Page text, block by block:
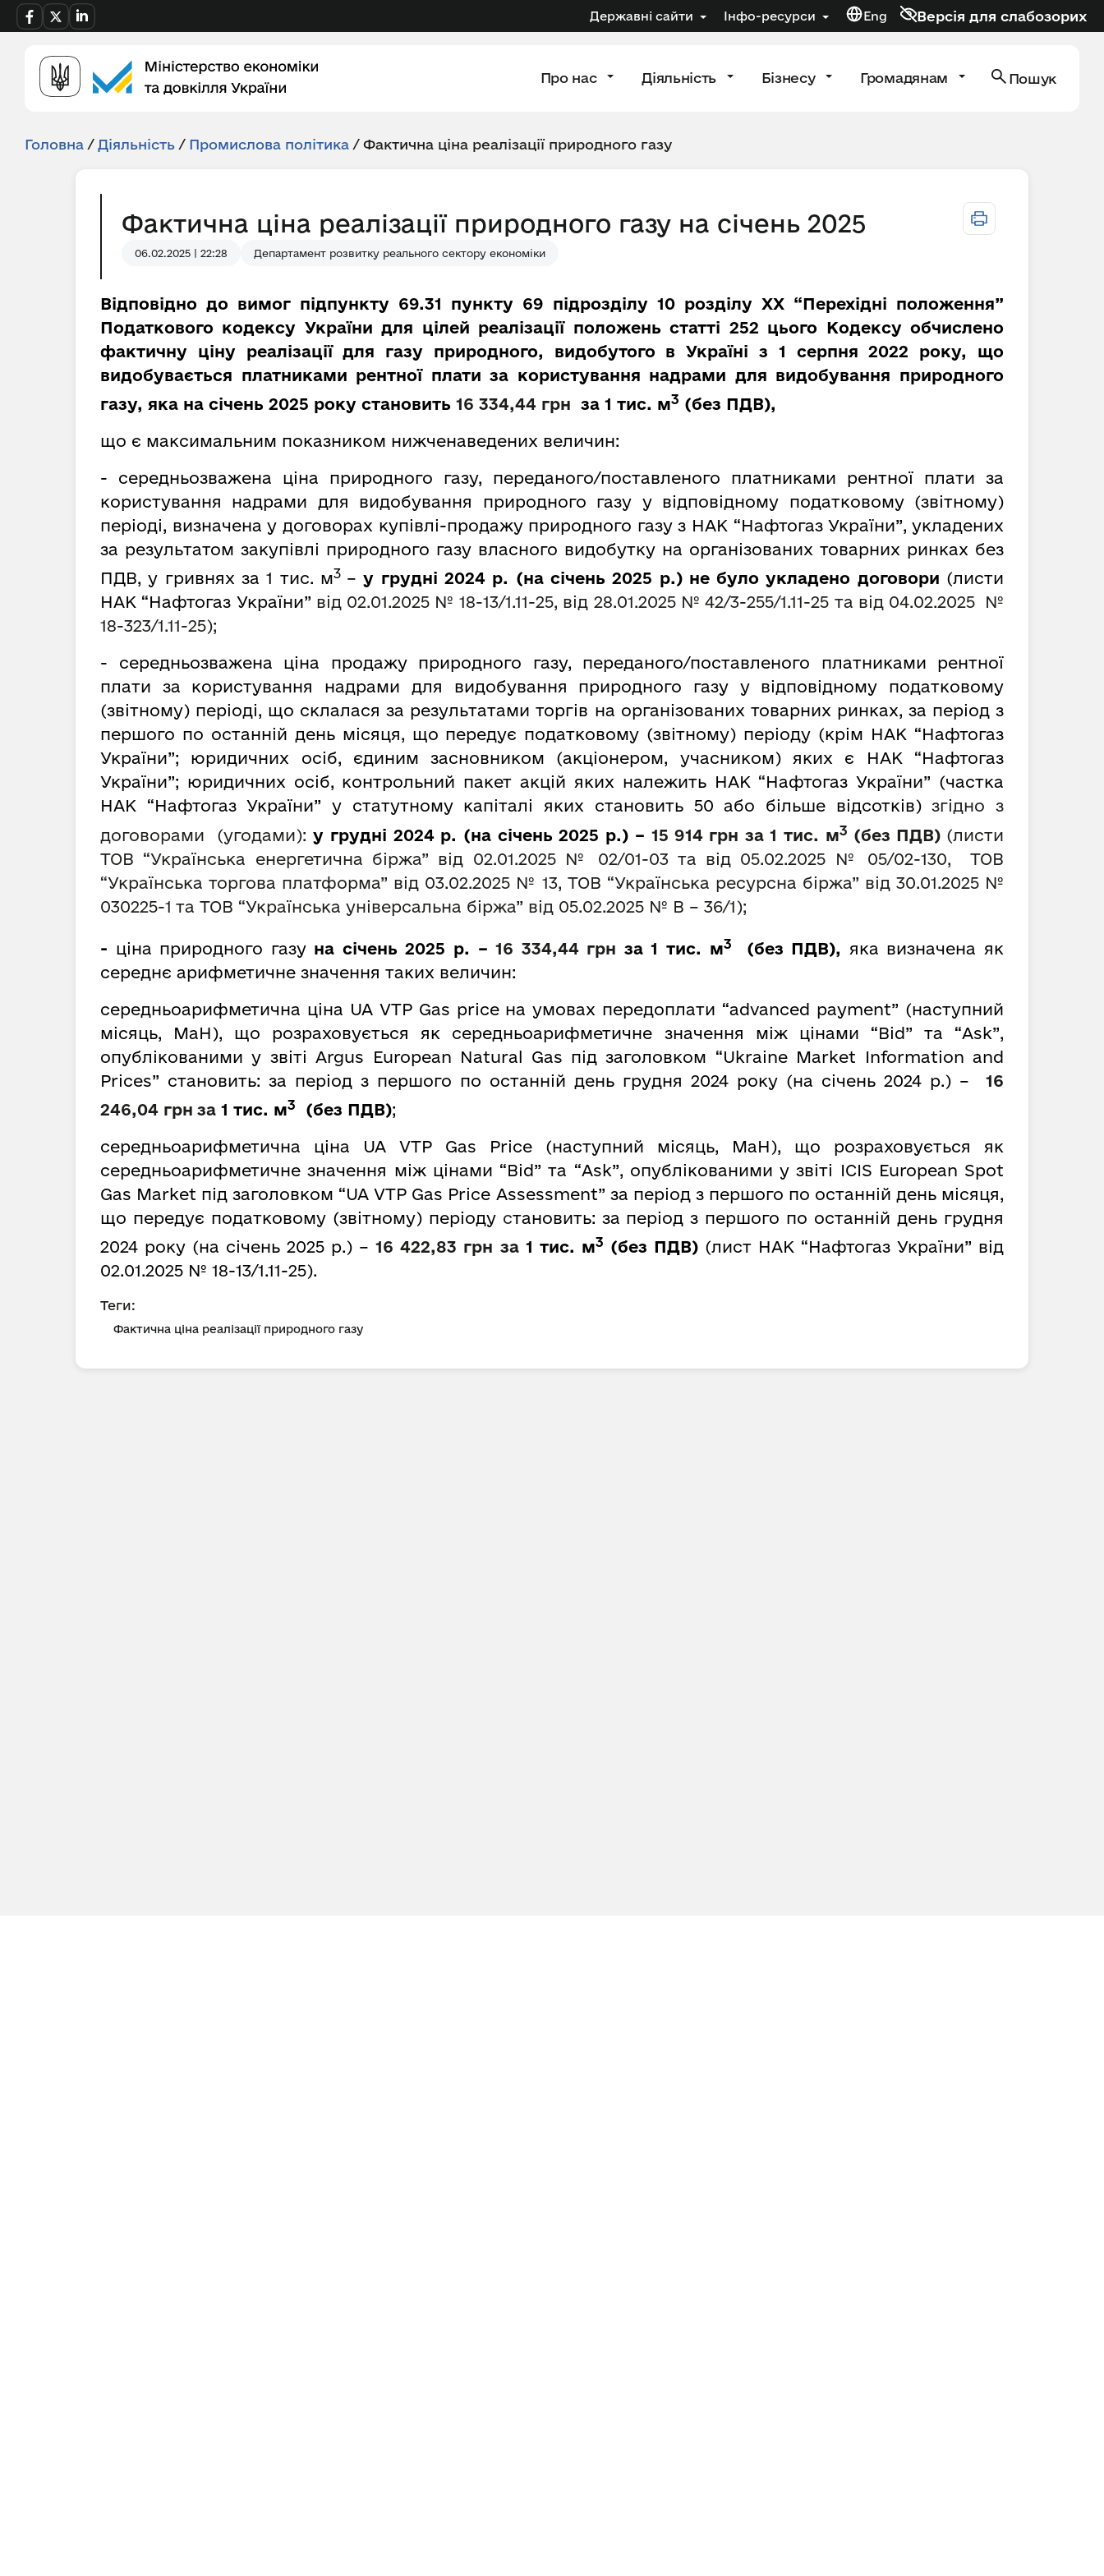
Державні сайти Інфо-ресурси Eng Версія для слабозорих
Про нас Діяльність Бізнесу Громадянам Пошук
Головна / Діяльність / Промислова політика / Фактична ціна реалізації природного газу
Фактична ціна реалізації природного газу на січень 2025
06.02.2025 | 22:28 Департамент розвитку реального сектору економіки
Відповідно до вимог підпункту 69.31 пункту 69 підрозділу 10 розділу XX “Перехідні положення”
Податкового кодексу України для цілей реалізації положень статті 252 цього Кодексу обчислено
фактичну ціну реалізації для газу природного, видобутого в Україні з 1 серпня 2022 року, що
видобувається платниками рентної плати за користування надрами для видобування природного
газу, яка на січень 2025 року становить 16 334,44 грн за 1 тис. м3 (без ПДВ),
що є максимальним показником нижченаведених величин:
- середньозважена ціна природного газу, переданого/поставленого платниками рентної плати за
користування надрами для видобування природного газу у відповідному податковому (звітному)
періоді, визначена у договорах купівлі-продажу природного газу з НАК “Нафтогаз України”, укладених
за результатом закупівлі природного газу власного видобутку на організованих товарних ринках без
ПДВ, у гривнях за 1 тис. м3 –у грудні 2024 р. (на січень 2025 р.) не було укладено договори (листи
НАК “Нафтогаз України” від 02.01.2025 № 18-13/1.11-25, від 28.01.2025 № 42/3-255/1.11-25 та від 04.02.2025
№
18-323/1.11-25);
- середньозважена ціна продажу природного газу, переданого/поставленого платниками рентної
плати за користування надрами для видобування природного газу у відповідному податковому
(звітному) періоді, що склалася за результатами торгів на організованих товарних ринках, за період з
першого по останній день місяця, що передує податковому (звітному) періоду (крім НАК “Нафтогаз
України”; юридичних осіб, єдиним засновником (акціонером, учасником) яких є НАК “Нафтогаз
України”; юридичних осіб, контрольний пакет акцій яких належить НАК “Нафтогаз України” (частка
НАК “Нафтогаз України” у статутному капіталі яких становить 50 або більше відсотків)згідно з
договорами (угодами):у грудні 2024 р. (на січень 2025 р.) – 15 914 грн за 1 тис. м3 (без ПДВ) (листи
ТОВ “Українська енергетична біржа” від 02.01.2025 № 02/01-03 та від 05.02.2025 № 05/02-130, ТОВ
“Українська торгова платформа” від 03.02.2025 № 13, ТОВ “Українська ресурсна біржа” від 30.01.2025 №
030225-1 та ТОВ “Українська універсальна біржа” від 05.02.2025 № В – 36/1);
- ціна природного газуна січень 2025 р. –16 334,44 грн за 1 тис. м3 (без ПДВ), яка визначена як
середнє арифметичне значення таких величин:
середньоарифметична ціна UA VTP Gas price на умовах передоплати “advanced payment” (наступний
місяць, MaH), що розраховується як cередньоарифметичне значення між цінами “Bid” та “Ask”,
опублікованими у звіті Argus European Natural Gas під заголовком “Ukraine Market Information and
Prices” становить: за період з першого по останній день грудня 2024 року (на січень 2024 р.) –
16
246,04 грн за 1 тис. м3 (без ПДВ);
середньоарифметична ціна UA VTP Gas Price (наступний місяць, MaH), що розраховується як
середньоарифметичне значення між цінами “Bid” та “Ask”, опублікованими у звіті ICIS European Spot
Gas Market під заголовком “UA VTP Gas Price Assessment” за період з першого по останній день місяця,
що передує податковому (звітному) періодустановить: за період з першого по останній день грудня
2024 року (на січень 2025 р.) –16 422,83 грн за1 тис. м3 (без ПДВ)(лист НАК “Нафтогаз України” від
02.01.2025 № 18-13/1.11-25).
Теги:
Фактична ціна реалізації природного газу